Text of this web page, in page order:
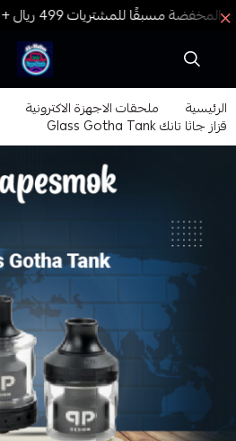
فيب المدينة
الرئيسية ملحقات الاجهزة الاكترونية
قزاز جاثا تانك Glass Gotha Tank